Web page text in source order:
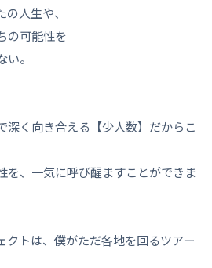
人生や、
の可能性を
。
深く向き合える【少人数】だからこ
を、一気に呼び醒ますことができま
クトは、僕がただ各地を回るツアー